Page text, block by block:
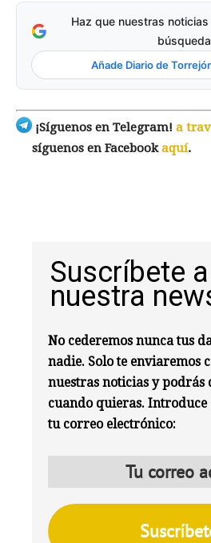
Haz que nuestras
Añade Diario de
¡Síguenos en Telegram! a
síguenos en Facebookaquí.
Suscríbete a
nuestra
No cederemos nunca tus
nadie. Solo te enviaremos
nuestras noticias y podrás
cuando quieras.
tu correo electrónico: